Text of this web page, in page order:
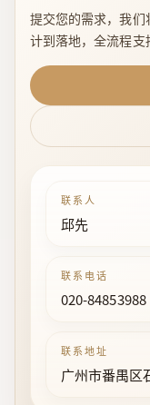
提交您的需求，我
计到落地，全流程支
联系人
邱先
联系电话
020-84853988
联系地址
广州市番禺区